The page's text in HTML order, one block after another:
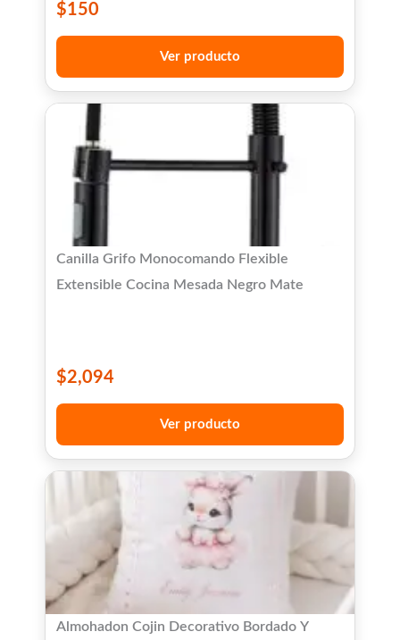
$150
Ver producto
Canilla Grifo Monocomando Flexible
Extensible Cocina Mesada Negro Mate
$2,094
Ver producto
Almohadon Cojin Decorativo Bordado Y